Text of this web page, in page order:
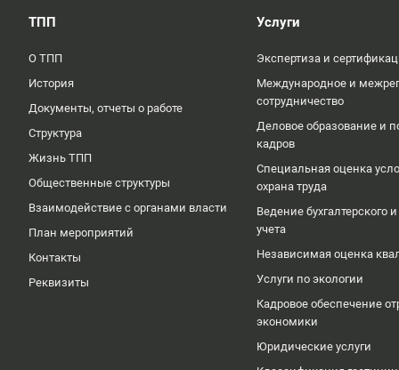
ТПП
О ТПП
История
Документы, отчеты о работе
Структура
Жизнь ТПП
Общественные структуры
Взаимодействие с органами власти
План мероприятий
Контакты
Реквизиты
Услуги
Экспертиза и
Международное и
сотрудничество
Деловое образование и
кадров
Специальная оценка
охрана труда
Ведение бухгалтерского
учета
Независимая оценка
Услуги по экологии
Кадровое обеспечение
экономики
Юридические услуги